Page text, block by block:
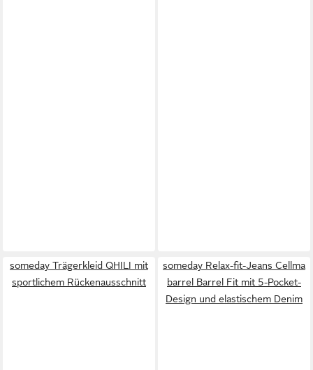
someday Trägerkleid QHILI mit
sportlichem Rückenausschnitt
someday Relax-fit-Jeans Cellma
barrel Barrel Fit mit 5-Pocket-
Design und elastischem Denim